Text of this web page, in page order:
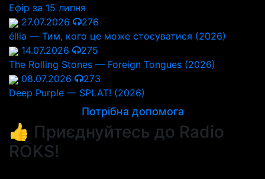
Ефір за 15 липня
27.07.2026
276
éllia — Тим, кого це може стосуватися (2026)
14.07.2026
275
The Rolling Stones — Foreign Tongues (2026)
08.07.2026
273
Deep Purple — SPLAT! (2026)
Потрібна допомога
👍 Приєднуйтесь до Radio
ROKS!